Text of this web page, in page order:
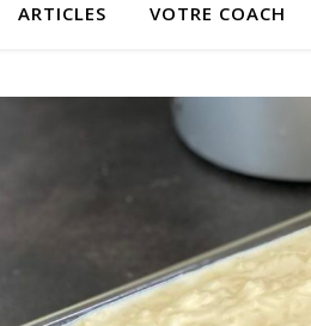
ARTICLES VOTRE COACH